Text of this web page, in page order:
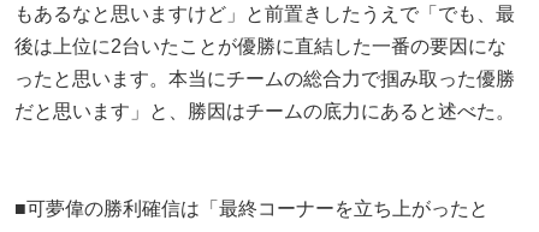
もあるなと思いますけど」と前置きしたうえで「でも、最
後は上位に2台いたことが優勝に直結した一番の要因にな
ったと思います。本当にチームの総合力で掴み取った優勝
だと思います」と、勝因はチームの底力にあると述べた。
■可夢偉の勝利確信は「最終コーナーを立ち上がったと